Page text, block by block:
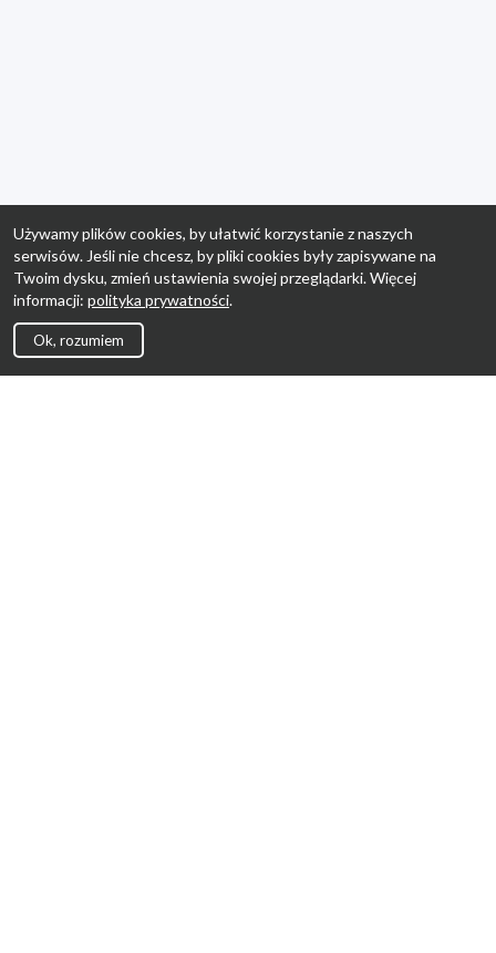
Używamy plików cookies, by ułatwić korzystanie z naszych
serwisów. Jeśli nie chcesz, by pliki cookies były zapisywane na
Twoim dysku, zmień ustawienia swojej przeglądarki. Więcej
informacji: polityka prywatności.
Ok, rozumiem